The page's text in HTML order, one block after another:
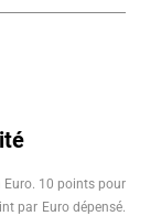
Euro. 10 points pour
par Euro dépensé.